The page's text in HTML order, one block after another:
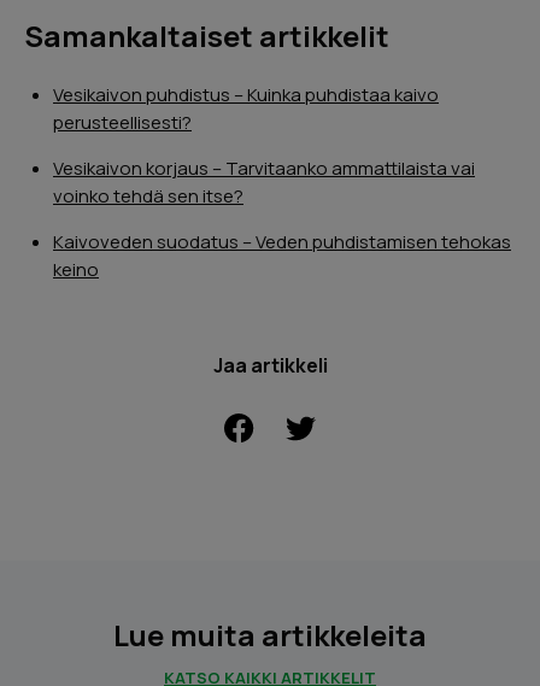
Samankaltaiset artikkelit
Vesikaivon puhdistus – Kuinka puhdistaa kaivo
perusteellisesti?
Vesikaivon korjaus – Tarvitaanko ammattilaista vai
voinko tehdä sen itse?
Kaivoveden suodatus – Veden puhdistamisen tehokas
keino
Jaa artikkeli
FACEBOOK
Lue muita artikkeleita
KATSO KAIKKI ARTIKKELIT